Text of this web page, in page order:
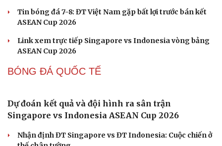
Cải chính
Cách bắt đường Speed up khi bóng đi dọc dây trong
Hôm nay, khởi tranh giải pickleball danh giá tại Việt
Nhập môn Pickleball: Phân tích nguyên lý hình tam
BÓNG ĐÁ VIỆT NAM